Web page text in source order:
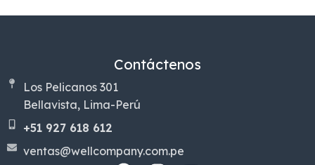
Contáctenos
Los Pelicanos 301
Bellavista, Lima-Perú
+51 927 618 612
ventas@wellcompany.com.pe